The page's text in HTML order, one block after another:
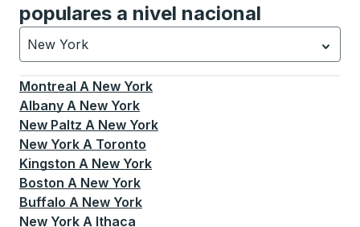
populares a nivel nacional
New York
Currently selected: New York.La selección está
Montreal A New York
Albany A New York
New Paltz A New York
New York A Toronto
Kingston A New York
Boston A New York
Buffalo A New York
New York A Ithaca